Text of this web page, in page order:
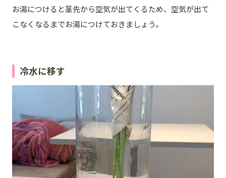
お湯につけると茎先から空気が出てくるため、空気が出て
こなくなるまでお湯につけておきましょう。
冷水に移す